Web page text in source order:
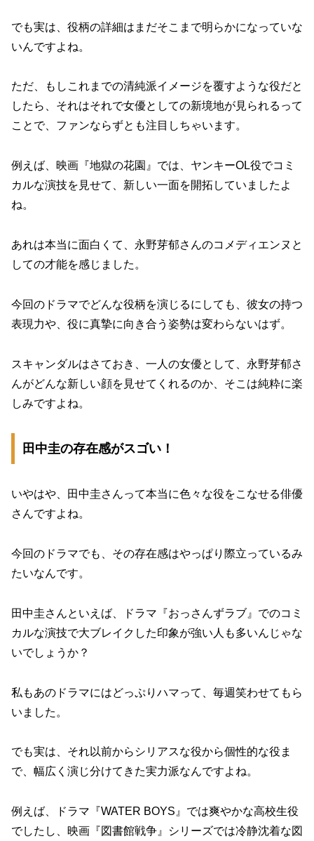
でも実は、役柄の詳細はまだそこまで明らかになっていな
いんですよね。
ただ、もしこれまでの清純派イメージを覆すような役だと
したら、それはそれで女優としての新境地が見られるって
ことで、ファンならずとも注目しちゃいます。
例えば、映画『地獄の花園』では、ヤンキーOL役でコミ
カルな演技を見せて、新しい一面を開拓していましたよ
ね。
あれは本当に面白くて、永野芽郁さんのコメディエンヌと
しての才能を感じました。
今回のドラマでどんな役柄を演じるにしても、彼女の持つ
表現力や、役に真摯に向き合う姿勢は変わらないはず。
スキャンダルはさておき、一人の女優として、永野芽郁さ
んがどんな新しい顔を見せてくれるのか、そこは純粋に楽
しみですよね。
田中圭の存在感がスゴい！
いやはや、田中圭さんって本当に色々な役をこなせる俳優
さんですよね。
今回のドラマでも、その存在感はやっぱり際立っているみ
たいなんです。
田中圭さんといえば、ドラマ『おっさんずラブ』でのコミ
カルな演技で大ブレイクした印象が強い人も多いんじゃな
いでしょうか？
私もあのドラマにはどっぷりハマって、毎週笑わせてもら
いました。
でも実は、それ以前からシリアスな役から個性的な役ま
で、幅広く演じ分けてきた実力派なんですよね。
例えば、ドラマ『WATER BOYS』では爽やかな高校生役
でしたし、映画『図書館戦争』シリーズでは冷静沈着な図